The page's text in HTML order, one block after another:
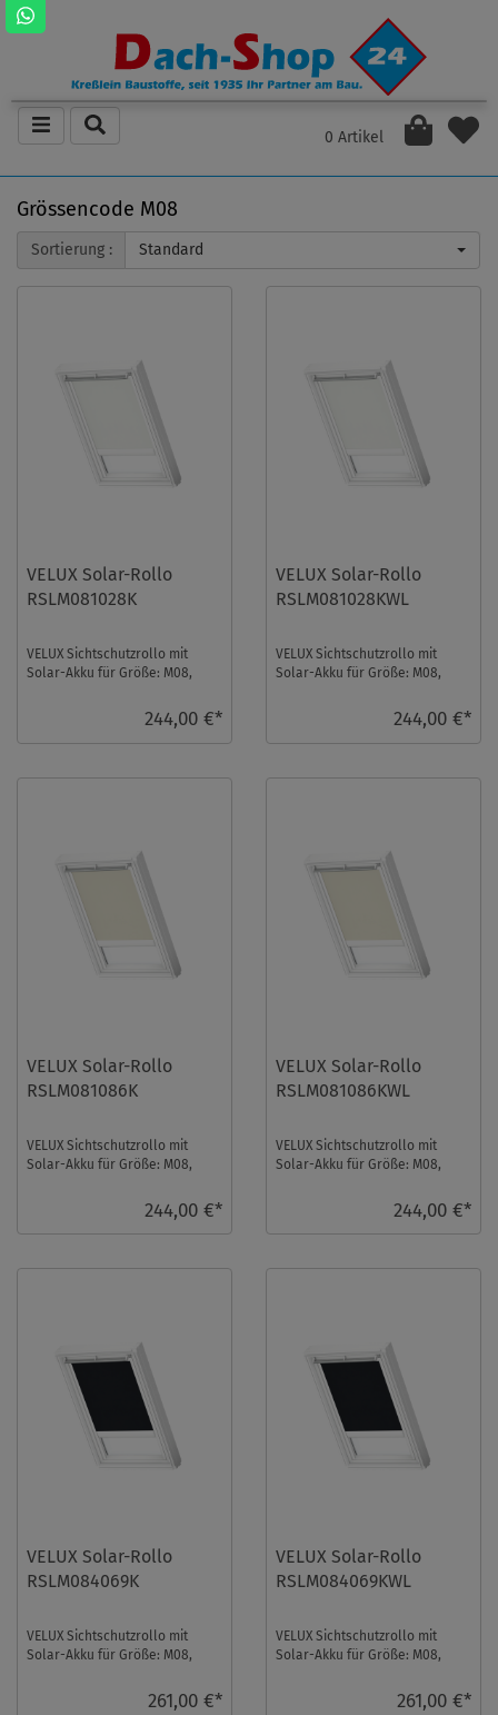
0 Artikel
Grössencode M08
Sortierung : Standard
VELUX Solar-Rollo
RSLM081028K
VELUX Sichtschutzrollo mit
Solar-Akku für Größe: M08,
244,00 €*
VELUX Solar-Rollo
RSLM081028KWL
VELUX Sichtschutzrollo mit
Solar-Akku für Größe: M08,
244,00 €*
VELUX Solar-Rollo
RSLM081086K
VELUX Sichtschutzrollo mit
Solar-Akku für Größe: M08,
Semitransparent, alu Schi ...
244,00 €*
VELUX Solar-Rollo
RSLM081086KWL
VELUX Sichtschutzrollo mit
Solar-Akku für Größe: M08,
Semitransparent, weiße S ...
244,00 €*
VELUX Solar-Rollo
RSLM084069K
VELUX Sichtschutzrollo mit
Solar-Akku für Größe: M08,
261,00 €*
VELUX Solar-Rollo
RSLM084069KWL
VELUX Sichtschutzrollo mit
Solar-Akku für Größe: M08,
261,00 €*